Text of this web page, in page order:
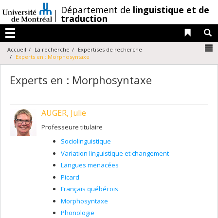
au
contenu
/Département de linguistique et de
traduction
Menu
Liens
Accueil La recherche
Expertises de recherche
Experts en : Morphosyntaxe
Experts en : Morphosyntaxe
AUGER, Julie
Professeure titulaire
Sociolinguistique
Variation linguistique et changement
Langues menacées
Picard
Français québécois
Morphosyntaxe
Phonologie